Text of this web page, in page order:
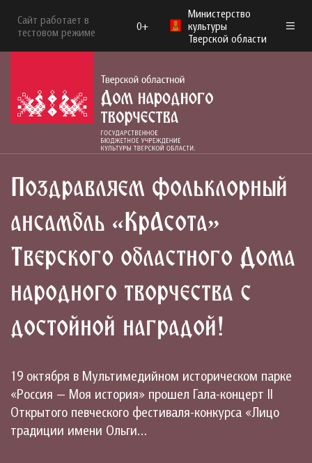
Сайт работает в
тестовом режиме
0+
Министерство
культуры
Тверской области
Поздравляем фольклорный
ансамбль «КрАсота»
Тверского областного Дома
народного творчества с
достойной наградой!
19 октября в Мультимедийном историческом парке
«Россия — Моя история» прошел Гала-концерт II
Открытого певческого фестиваля-конкурса «Лицо
традиции имени Ольги…